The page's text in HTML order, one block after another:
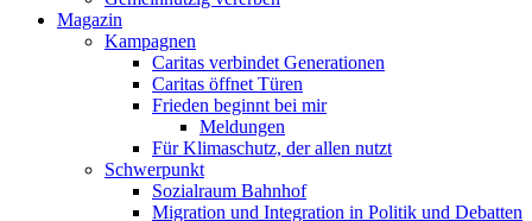
Magazin
Kampagnen
Caritas verbindet Generationen
Caritas öffnet Türen
Frieden beginnt bei mir
Meldungen
Für Klimaschutz, der allen nutzt
Schwerpunkt
Sozialraum Bahnhof
Migration und Integration in Politik und Debatten